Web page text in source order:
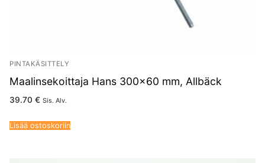
PINTAKÄSITTELY
Maalinsekoittaja Hans 300×60 mm, Allbäck
39.70 € Sis. Alv.
Lisää ostoskoriin